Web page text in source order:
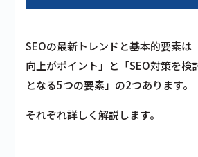
SEOの最新トレンドと基本的要素は
向上がポイント」と「SEO対策を検
となる5つの要素」の2つあります。
それぞれ詳しく解説します。